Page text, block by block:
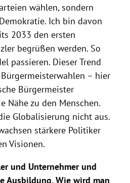
wählen, sondern
Ich bin davon
2033 den ersten
begrüßen werden. So
passieren. Dieser Trend
– hier
Bürgermeister
Nähe zu den Menschen.
Globalisierung nicht aus.
stärkere Politiker
Visionen.
und Unternehmer und
Ausbildung. Wie wird man